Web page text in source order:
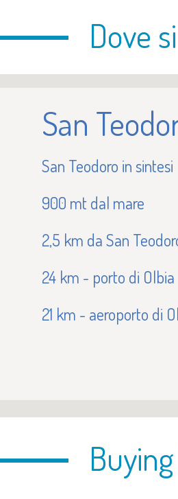
Dove
San
San Teodoro in sintesi
900 mt dal mare
2,5 km da San
24 km - porto di Olbia
21 km - aeroporto di